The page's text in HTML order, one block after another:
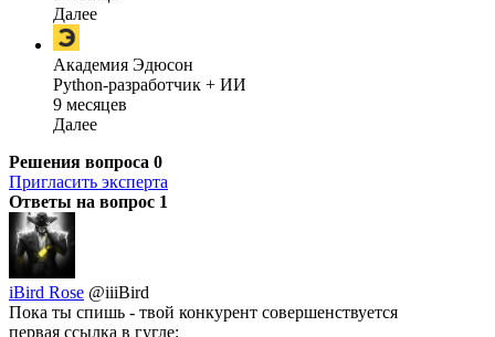
Далее
Академия Эдюсон
Python-разработчик + ИИ
9 месяцев
Далее
Решения вопроса 0
Пригласить эксперта
Ответы на вопрос 1
iBird Rose @iiiBird
Пока ты спишь - твой конкурент совершенствуется
первая ссылка в гугле: